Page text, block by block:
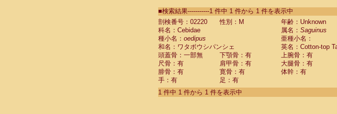
CebidaeSaguinus labiatus(0)
Cebidae Saguinus leucopus (0)
Cebidae
Cebidae
CebidaeSaguinus nigricollis (0)
Cebidae Saguinus oedipus
Cebidae Saguinus weddelli
Cebidae Saguinusspp.
Cebidae Aotus trivirgatus
Cebidae Cebus albifrons
■検索結果-----------1 件中 1 件から 1 件を表示中
剖検番号：02220
性別：M
年齢：Unknown
科名：Cebidae
属名： Saguinus
種小名： oedipus
亜種小名：
和名：ワタボウシパンシェ
英名：Cotton-top
頭蓋骨：一部無
下顎骨：有 上腕骨：有
尺骨：有
肩甲骨：有 大腿骨：有
腓骨：有
寛骨：有
体幹：有
手：有
足：有
1 件中 1 件から 1 件を表示中